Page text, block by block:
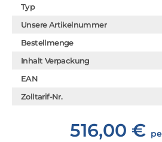
Typ
Unsere Artikelnummer
Bestellmenge
Inhalt Verpackung
EAN
Zolltarif-Nr.
516,00 €